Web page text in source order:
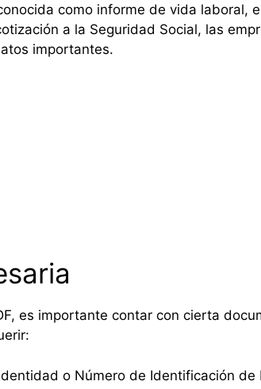
como informe de vida laboral,
a la Seguridad Social, las
importantes.
es importante contar con cierta
o Número de Identificación de